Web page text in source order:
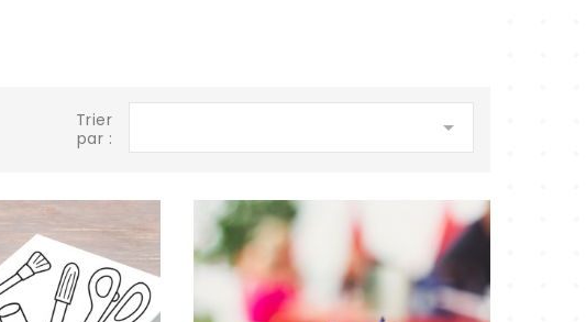
Trier
par :
